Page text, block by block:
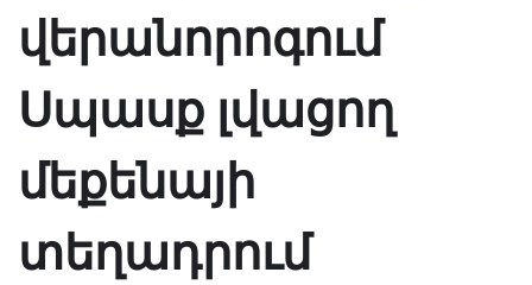
վերանորոգում
Սպասք լվացող
մեքենայի
տեղադրում